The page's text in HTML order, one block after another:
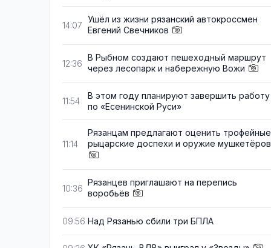
14:07
Ушёл из жизни рязанский автокроссмен
Евгений Свечников
12:36
В Рыбном создают пешеходный маршрут
через лесопарк и набережную Вожи
11:54
В этом году планируют завершить работу
по «Есенинской Руси»
11:14
Рязанцам предлагают оценить трофейные
рыцарские доспехи и оружие мушкетёров
10:36
Рязанцев приглашают на перепись
воробьёв
09:56 Над Рязанью сбили три БПЛА